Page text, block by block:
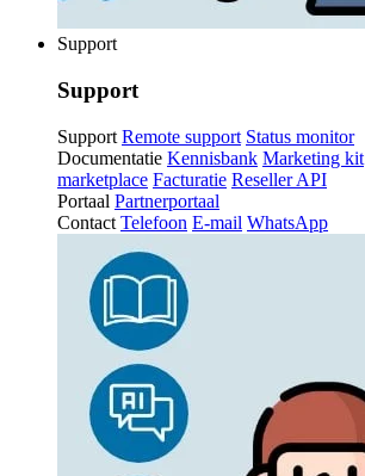
Support
Support
Support Remote support Status monitor
Documentatie Kennisbank Marketing kit
marketplace Facturatie Reseller API
Portaal Partnerportaal
Contact Telefoon E-mail WhatsApp